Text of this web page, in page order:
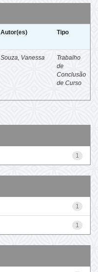
Autor(es) Tipo
Souza, Vanessa
Trabalho
de
Conclusão
de Curso
1
1
1